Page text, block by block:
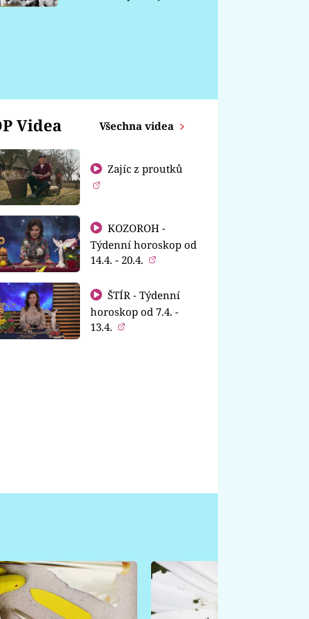
Videa Všechna videa
Zajíc z proutků
KOZOROH -
Týdenní horoskop od
14.4. - 20.4.
ŠTÍR - Týdenní
horoskop od 7.4. -
13.4.